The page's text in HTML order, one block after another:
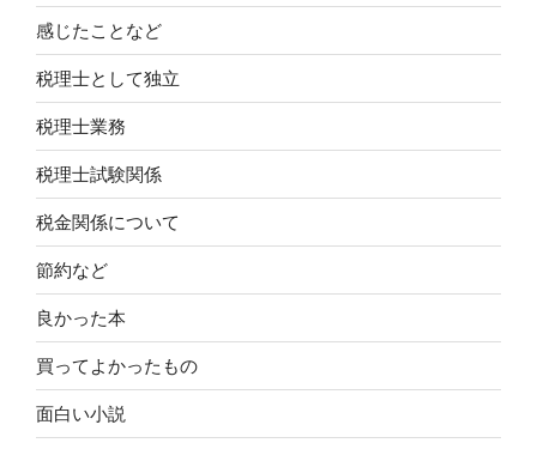
感じたことなど
税理士として独立
税理士業務
税理士試験関係
税金関係について
節約など
良かった本
買ってよかったもの
面白い小説